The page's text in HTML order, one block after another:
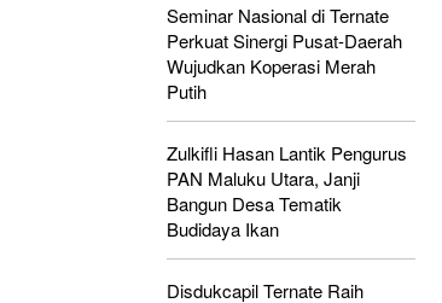
Seminar Nasional di Ternate
Perkuat Sinergi Pusat-Daerah
Wujudkan Koperasi Merah
Putih
Zulkifli Hasan Lantik Pengurus
PAN Maluku Utara, Janji
Bangun Desa Tematik
Budidaya Ikan
Disdukcapil Ternate Raih